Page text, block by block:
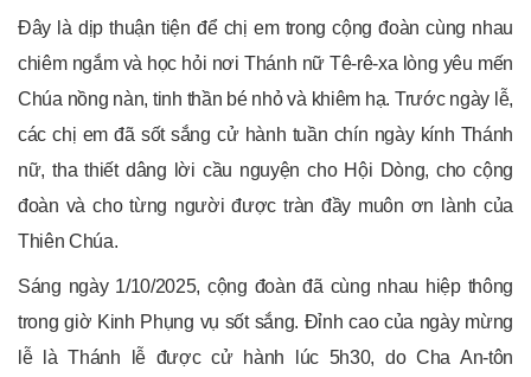
Đây là dịp thuận tiện để chị em trong cộng đoàn cùng nhau
chiêm ngắm và học hỏi nơi Thánh nữ Tê-rê-xa lòng yêu mến
Chúa nồng nàn, tinh thần bé nhỏ và khiêm hạ. Trước ngày lễ,
các chị em đã sốt sắng cử hành tuần chín ngày kính Thánh
nữ, tha thiết dâng lời cầu nguyện cho Hội Dòng, cho cộng
đoàn và cho từng người được tràn đầy muôn ơn lành của
Thiên Chúa.
Sáng ngày 1/10/2025, cộng đoàn đã cùng nhau hiệp thông
trong giờ Kinh Phụng vụ sốt sắng. Đỉnh cao của ngày mừng
lễ là Thánh lễ được cử hành lúc 5h30, do Cha An-tôn